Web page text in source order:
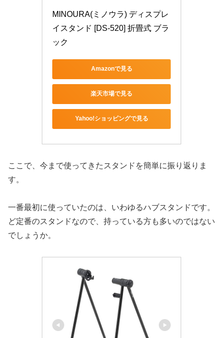
MINOURA(ミノウラ) ディスプレ
イスタンド [DS-520] 折畳式 ブラ
ック
Amazonで見る
楽天市場で見る
Yahoo!ショッピングで見る
ここで、今まで使ってきたスタンドを簡単に振り返りま
す。
一番最初に使っていたのは、いわゆるハブスタンドです。
ど定番のスタンドなので、持っている方も多いのではない
でしょうか。